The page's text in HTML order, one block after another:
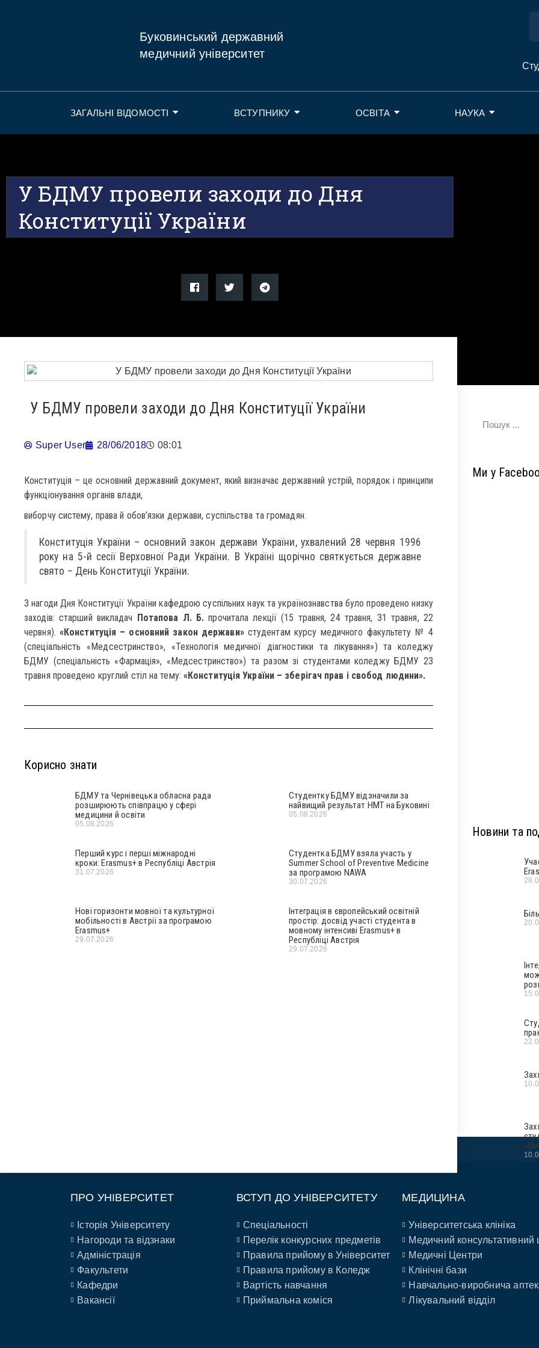
Буковинський державний
медичний університет
ЗАГАЛЬНІ ВІДОМОСТІ ВСТУПНИКУ ОСВІТА НАУКА
У БДМУ провели заходи до Дня
Конституції України
У БДМУ провели заходи до Дня Конституції України
Super User 28/06/2018 08:01
Конституція – це основний державний документ, який визначає державний устрій, порядок і принципи
функціонування органів влади,
виборчу систему, права й обов’язки держави, суспільства та громадян.
Конституція України – основний закон держави України, ухвалений 28 червня 1996
року на 5-й сесії Верховної Ради України. В Україні щорічно святкується державне
свято – День Конституції України.
З нагоди Дня Конституції України кафедрою суспільних наук та українознавства було проведено низку
заходів: старший викладач Потапова Л. Б. прочитала лекції (15 травня, 24 травня, 31 травня, 22
червня). «Конституція – основний закон держави»студентам курсу медичного факультету № 4
(спеціальність «Медсестринство», «Технологія медичної діагностики та лікування») та коледжу
БДМУ (спеціальність «Фармація», «Медсестринство») та разом зі студентами коледжу БДМУ 23
травня проведено круглий стіл на тему: «Конституція України – зберігач прав і свобод людини».
Корисно знати
БДМУ та Чернівецька обласна рада
розширюють співпрацю у сфері
медицини й освіти
05.08.2026
Студентку БДМУ відзначили за
найвищий результат НМТ на Буковині
05.08.2026
Перший курс і перші міжнародні
кроки: Erasmus+ в Республіці Австрія
31.07.2026
Студентка БДМУ взяла участь у
Summer School of Preventive Medicine
за програмою NAWA
30.07.2026
Нові горизонти мовної та культурної
мобільності в Австрії за програмою
Erasmus+
29.07.2026
Інтеграція в європейський освітній
простір: досвід участі студента в
мовному інтенсиві Erasmus+ в
Республіці Австрія
29.07.2026
Ми у
Новини та
ПРО УНІВЕРСИТЕТ
Історія Університету
Нагороди та відзнаки
Адміністрація
Факультети
Кафедри
Вакансії
ВСТУП ДО УНІВЕРСИТЕТУ
Спеціальності
Перелік конкурсних предметів
Правила прийому в Університет
Правила прийому в Коледж
Вартість навчання
Приймальна коміся
МЕДИЦИНА
Університетська клініка
Медичний консультативний
Медичні Центри
Клінічні бази
Навчально-виробнича
Лікувальний відділ